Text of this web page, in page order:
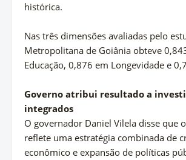
histórica.
Nas três dimensões avaliadas pelo
Metropolitana de Goiânia obteve
Educação, 0,876 em Longevidade e
Governo atribui resultado a
integrados
O governador Daniel Vilela disse que
reflete uma estratégia combinada de
econômico e expansão de políticas